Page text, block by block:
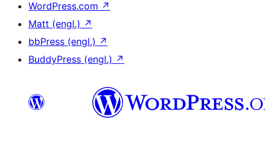
WordPress.com ↗
Matt (engl.) ↗
bbPress (engl.) ↗
BuddyPress (engl.) ↗